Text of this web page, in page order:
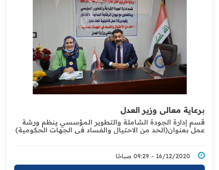
برعاية معالي وزير العدل
قسم إدارة الجودة الشاملة والتطوير المؤسسي ينظم ورشة
عمل بعنوان(الحد من الاحتيال والفساد في الجهات الحكومية)‏
16/12/2020 - 09:29 صباحًا